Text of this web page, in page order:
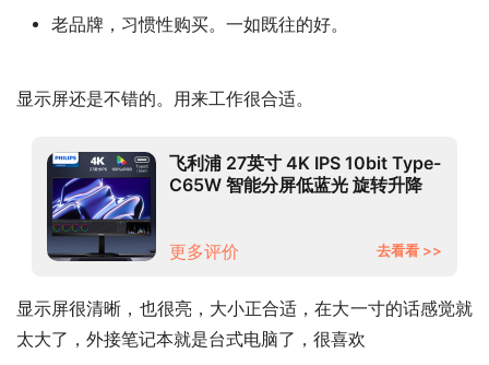
老品牌，习惯性购买。一如既往的好。
显示屏还是不错的。用来工作很合适。
飞利浦 27英寸 4K IPS 10bit Type-
C65W 智能分屏低蓝光 旋转升降
更多评价
去看看 >>
显示屏很清晰，也很亮，大小正合适，在大一寸的话感觉就
太大了，外接笔记本就是台式电脑了，很喜欢